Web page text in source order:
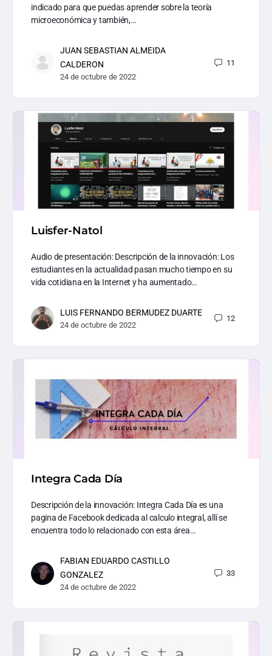
indicado para que puedas aprender sobre la teoría
microeconómica y también,…
JUAN SEBASTIAN ALMEIDA
CALDERON
24 de octubre de 2022
11
Luisfer-Natol
Audio de presentación: Descripción de la innovación: Los
estudiantes en la actualidad pasan mucho tiempo en su
vida cotidiana en la Internet y ha aumentado…
LUIS FERNANDO BERMUDEZ DUARTE
24 de octubre de 2022
12
Integra Cada Día
Descripción de la innovación: Integra Cada Día es una
pagina de Facebook dedicada al calculo integral, allí se
encuentra todo lo relacionado con esta área…
FABIAN EDUARDO CASTILLO
GONZALEZ
24 de octubre de 2022
33